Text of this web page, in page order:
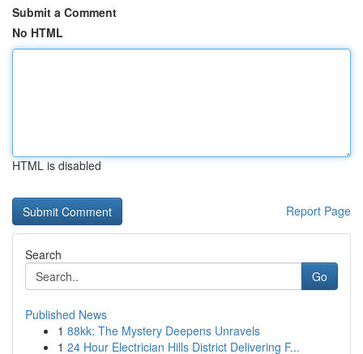
Submit a Comment
No HTML
HTML is disabled
Report Page
Search
Go
Published News
1 88kk: The Mystery Deepens Unravels
1 24 Hour Electrician Hills District Delivering F...